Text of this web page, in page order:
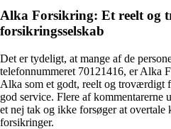
Alka Forsikring: Et reelt og
forsikringsselskab
Det er tydeligt, at mange af de
telefonnummeret 70121416, er Alka
Alka som et godt, reelt og troværdigt
god service. Flere af kommentarerne
et nej tak og ikke forsøger at
forsikringer.